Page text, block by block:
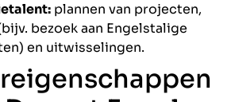
plannen van projecten,
bezoek aan Engelstalige
en uitwisselingen.